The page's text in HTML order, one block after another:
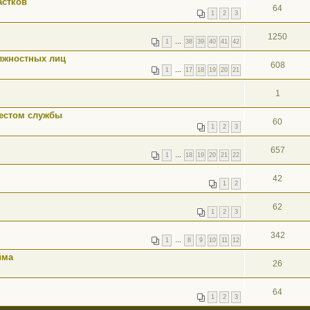
1 2 3 64
1 … 38 39 40 41 42 1250
лиц
1 … 17 18 19 20 21 608
1
службы
1 2 3 60
1 … 18 19 20 21 22 657
1 2 42
1 2 3 62
1 … 8 9 10 11 12 342
26
1 2 3 64